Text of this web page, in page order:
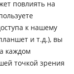
повлиять на
к нашему
и т.д.), вы
каждом
точкой зрения